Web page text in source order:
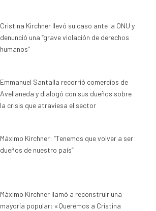
Cristina Kirchner llevó su caso ante la ONU y
denunció una “grave violación de derechos
humanos”
Emmanuel Santalla recorrió comercios de
Avellaneda y dialogó con sus dueños sobre
la crisis que atraviesa el sector
Máximo Kirchner: “Tenemos que volver a ser
dueños de nuestro país”
Máximo Kirchner llamó a reconstruir una
mayoría popular: «Queremos a Cristina